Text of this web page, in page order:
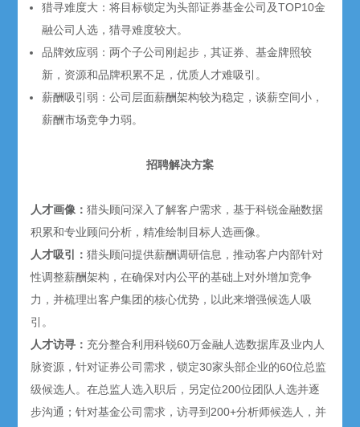
猎寻难度大：将目标锁定为头部证券基金公司及TOP10金
融公司人选，猎寻难度较大。
品牌效应弱：两个子公司刚起步，其证券、基金牌照较
新，资源和品牌积累不足，优质人才难吸引。
薪酬吸引弱：公司层面薪酬架构较为稳定，谈薪空间小，
薪酬市场竞争力弱。
招聘解决方案
人才画像：猎头顾问深入了解客户需求，基于科锐金融数据
积累和专业顾问分析，精准绘制目标人选画像。
人才吸引：猎头顾问提供薪酬调研信息，推动客户内部针对
性调整薪酬架构，在确保对内公平的基础上对外增加竞争
力，并梳理出客户集团的核心优势，以此来增强候选人吸
引。
人才访寻： 充分整合利用科锐60万金融人选数据库及业内人
脉资源，针对证券公司需求，锁定30家头部企业的60位总监
级候选人。在总监人选入职后，另定位200位团队人选并逐
步沟通；针对基金公司需求，访寻到200+分析师候选人，并